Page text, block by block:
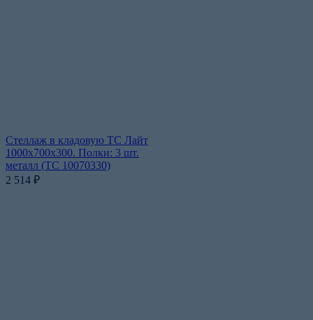
Стеллаж в кладовую ТС Лайт
1000х700х300. Полки: 3 шт.
металл (ТС 10070330)
2 514 ₽